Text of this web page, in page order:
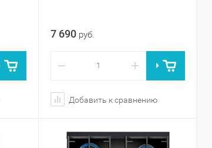
7 690 руб.
− +
Добавить к сравнению